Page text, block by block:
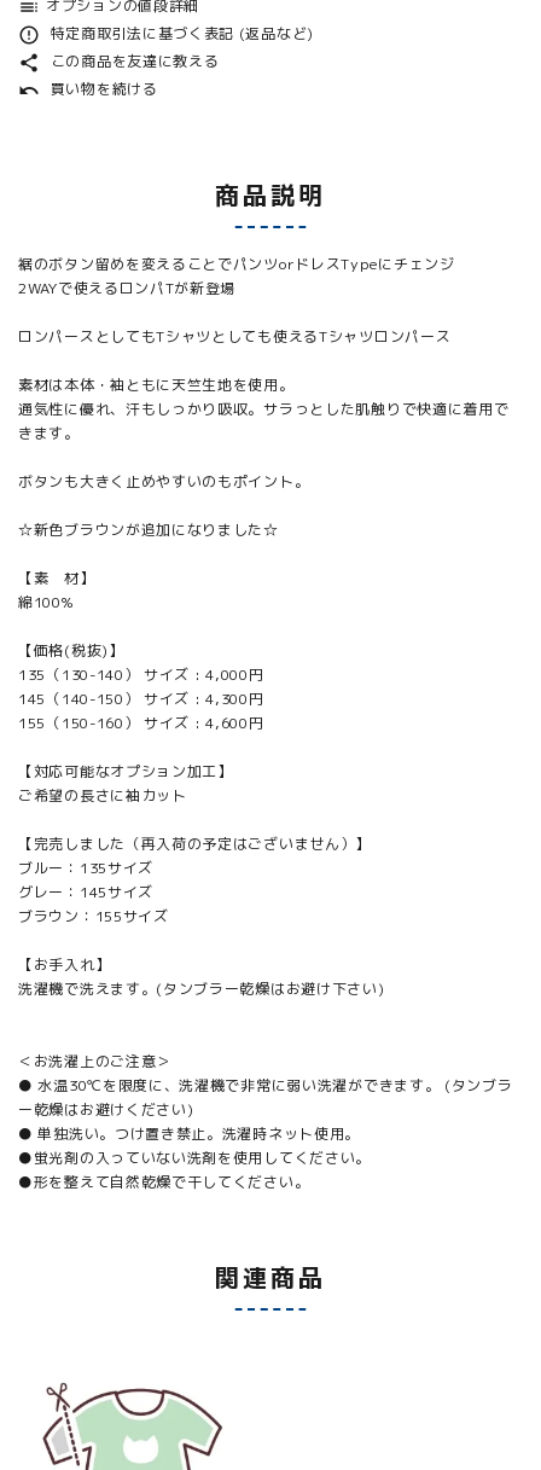
toc オプションの値段詳細
error_outline 特定商取引法に基づく表記 (返品など)
share この商品を友達に教える
undo 買い物を続ける
商品説明
裾のボタン留めを変えることでパンツorドレスTypeにチェンジ
2WAYで使えるロンパTが新登場
ロンパースとしてもTシャツとしても使えるTシャツロンパース
素材は本体・袖ともに天竺生地を使用。
通気性に優れ、汗もしっかり吸収。サラっとした肌触りで快適に着用で
きます。
ボタンも大きく止めやすいのもポイント。
☆新色ブラウンが追加になりました☆
【素 材】
綿100%
【価格(税抜)】
135（130-140） サイズ : 4,000円
145（140-150） サイズ : 4,300円
155（150-160） サイズ : 4,600円
【対応可能なオプション加工】
ご希望の長さに袖カット
【完売しました（再入荷の予定はございません）】
ブルー：135サイズ
グレー：145サイズ
ブラウン：155サイズ
【お手入れ】
洗濯機で洗えます。(タンブラー乾燥はお避け下さい)
＜お洗濯上のご注意＞
● 水温30℃を限度に、洗濯機で非常に弱い洗濯ができます。 (タンブラ
ー乾燥はお避けください)
● 単独洗い。つけ置き禁止。洗濯時ネット使用。
●蛍光剤の入っていない洗剤を使用してください。
●形を整えて自然乾燥で干してください。
関連商品